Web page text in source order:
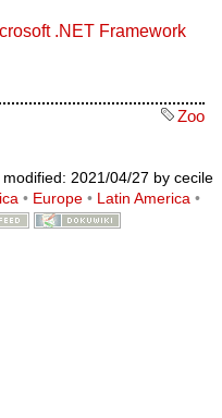
.NET Framework
Zoo
modified: 2021/04/27 by cecile
• Europe• Latin America •